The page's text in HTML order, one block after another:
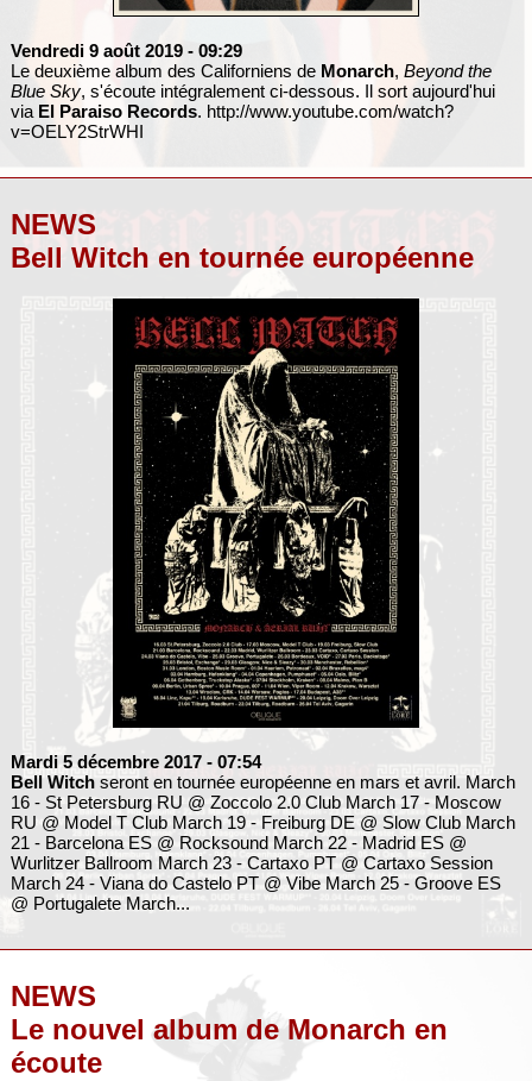
Vendredi 9 août 2019 - 09:29
Le deuxième album des Californiens de Monarch, Beyond the
Blue Sky, s'écoute intégralement ci-dessous. Il sort aujourd'hui
via El Paraiso Records. http://www.youtube.com/watch?
v=OELY2StrWHI
NEWS
Bell Witch en tournée européenne
Mardi 5 décembre 2017 - 07:54
Bell Witchseront en tournée européenne en mars et avril. March
16 - St Petersburg RU @ Zoccolo 2.0 Club March 17 - Moscow
RU @ Model T Club March 19 - Freiburg DE @ Slow Club March
21 - Barcelona ES @ Rocksound March 22 - Madrid ES @
Wurlitzer Ballroom March 23 - Cartaxo PT @ Cartaxo Session
March 24 - Viana do Castelo PT @ Vibe March 25 - Groove ES
@ Portugalete March...
NEWS
Le nouvel album de Monarch en
écoute